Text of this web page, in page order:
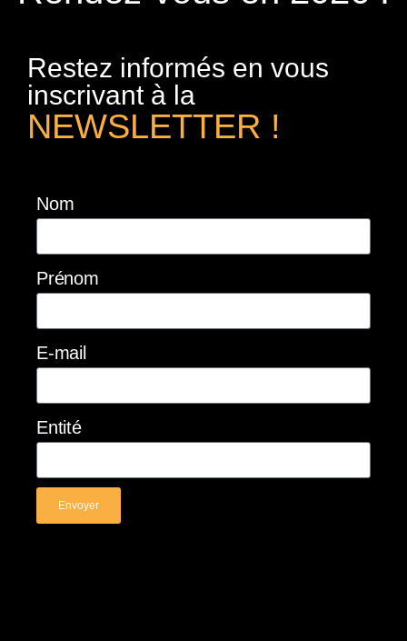
Restez informés en vous
inscrivant à la
NEWSLETTER !
Nom
Prénom
E-mail
Entité
Envoyer